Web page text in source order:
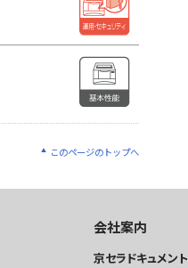
このページのトップへ
会社案内
京セラドキュメン